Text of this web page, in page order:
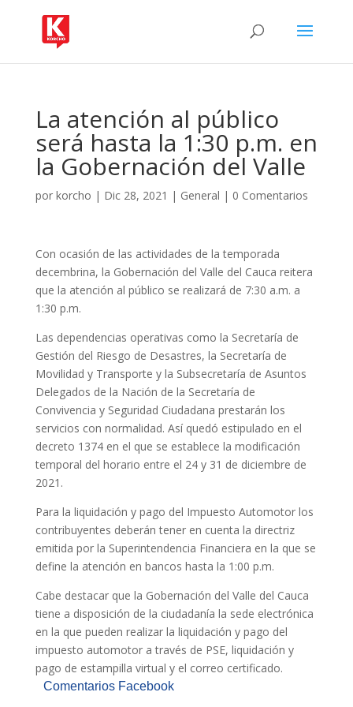
La atención al público
será hasta la 1:30 p.m. en
la Gobernación del Valle
por korcho | Dic 28, 2021 | General | 0 Comentarios
Con ocasión de las actividades de la temporada
decembrina, la Gobernación del Valle del Cauca reitera
que la atención al público se realizará de 7:30 a.m. a
1:30 p.m.
Las dependencias operativas como la Secretaría de
Gestión del Riesgo de Desastres, la Secretaría de
Movilidad y Transporte y la Subsecretaría de Asuntos
Delegados de la Nación de la Secretaría de
Convivencia y Seguridad Ciudadana prestarán los
servicios con normalidad. Así quedó estipulado en el
decreto 1374 en el que se establece la modificación
temporal del horario entre el 24 y 31 de diciembre de
2021.
Para la liquidación y pago del Impuesto Automotor los
contribuyentes deberán tener en cuenta la directriz
emitida por la Superintendencia Financiera en la que se
define la atención en bancos hasta la 1:00 p.m.
Cabe destacar que la Gobernación del Valle del Cauca
tiene a disposición de la ciudadanía la sede electrónica
en la que pueden realizar la liquidación y pago del
impuesto automotor a través de PSE, liquidación y
pago de estampilla virtual y el correo certificado.
Comentarios Facebook